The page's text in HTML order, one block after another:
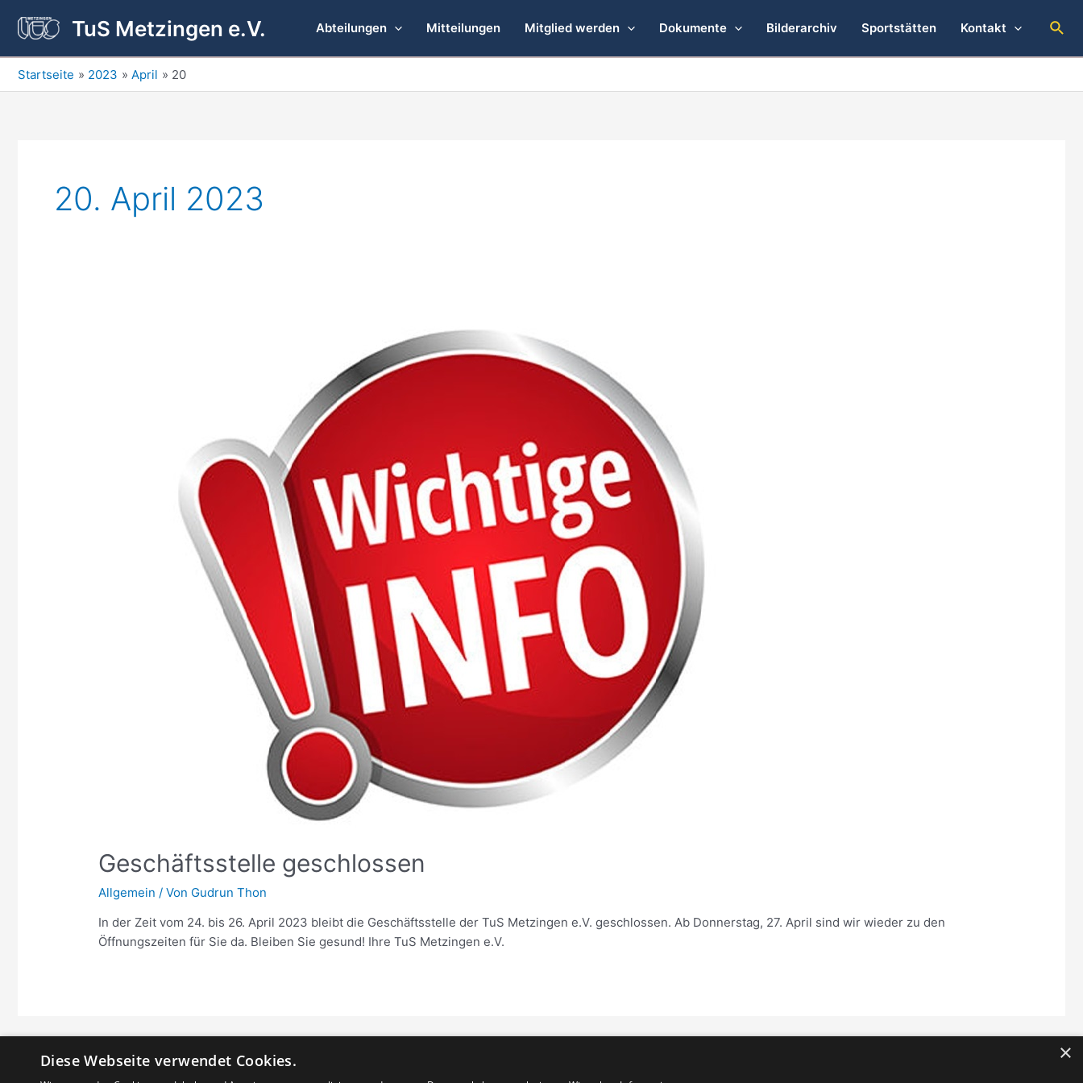
Inhalt
TuS Metzingen e.V. Abteilungen Mitteilungen Mitglied werden Dokumente Bilderarchiv Sportstätten Kontakt
Startseite 2023 April 20
20. April 2023
Geschäftsstelle geschlossen
Allgemein / Von Gudrun Thon
In der Zeit vom 24. bis 26. April 2023 bleibt die Geschäftsstelle der TuS Metzingen e.V. geschlossen. Ab Donnerstag, 27. April sind wir wieder zu den
Öffnungszeiten für Sie da. Bleiben Sie gesund! Ihre TuS Metzingen e.V.
×
Diese Webseite verwendet Cookies.